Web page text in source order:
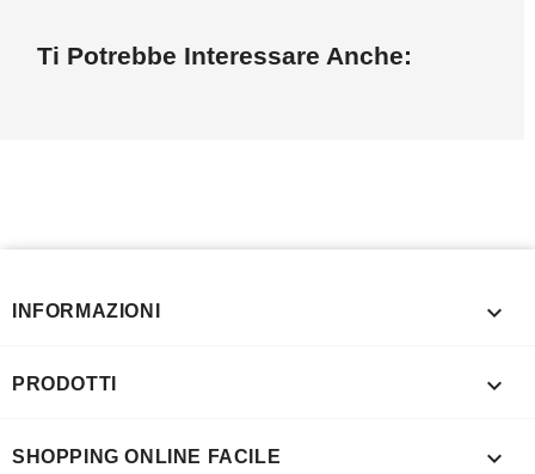
Ti Potrebbe Interessare Anche:
INFORMAZIONI 
PRODOTTI 
SHOPPING ONLINE FACILE 